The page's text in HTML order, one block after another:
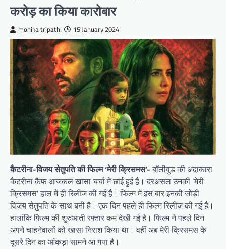
करोड़ का किया कारोबार
monika tripathi 15 January 2024
कैटरीना-विजय सेतुपति की फिल्म ‘मेरी क्रिसमस’-बॉलीवुड की अदाकारा
कैटरीना कैफ आजकल खासा चर्चा में छाई हुई है। दरअसल उनकी ‘मेरी
क्रिसमस’ हाल में ही रिलीज की गई है। फिल्म में इस बार इनकी जोड़ी
विजय सेतुपति के साथ बनी है। एक दिन पहले ही फिल्म रिलीज की गई है।
हालांकि फिल्म की शुरुआती रफ्तार कम देखी गई है। फिल्म ने पहले दिन
अपने चाहनेवालों को खासा निराश किया था। वहीं अब मेरी क्रिसमस के
दूसरे दिन का आंकड़ा सामने आ गया है।